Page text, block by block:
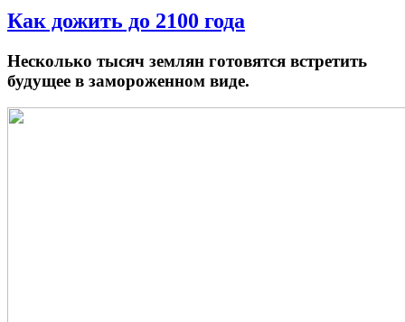
Как дожить до 2100 года
Несколько тысяч землян готовятся встретить
будущее в замороженном виде.